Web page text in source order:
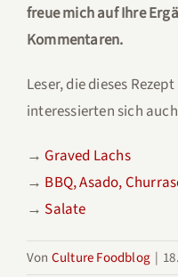
freue mich auf Ihre
Kommentaren.
Leser, die dieses
interessierten sich
→ Graved Lachs
→ BBQ, Asado,
→ Salate
Von Culture Foodblog |